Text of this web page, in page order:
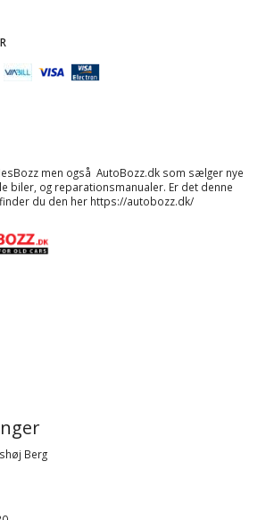
men også AutoBozz.dk som sælger nye
biler, og reparationsmanualer. Er det denne
du den her https://autobozz.dk/
Berg